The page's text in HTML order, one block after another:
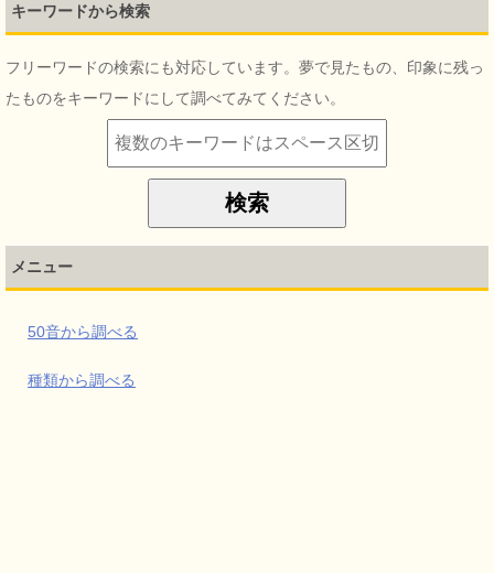
キーワードから検索
フリーワードの検索にも対応しています。夢で見たもの、印象に残っ
たものをキーワードにして調べてみてください。
メニュー
50音から調べる
種類から調べる